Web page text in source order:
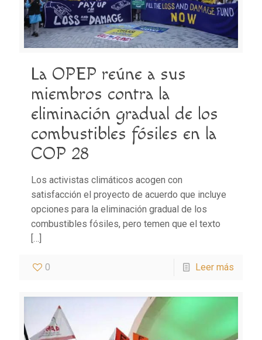
La OPEP reúne a sus
miembros contra la
eliminación gradual de los
combustibles fósiles en la
COP 28
Los activistas climáticos acogen con
satisfacción el proyecto de acuerdo que incluye
opciones para la eliminación gradual de los
combustibles fósiles, pero temen que el texto
[…]
0 Leer más